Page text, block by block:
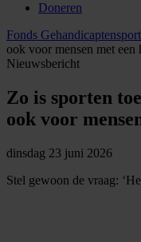
Doneren
Fonds Gehandicaptensport
ook voor mensen met een
Nieuwsbericht
Zo is sporten
ook voor
dinsdag 23 juni 2026
Stel gewoon de vraag: